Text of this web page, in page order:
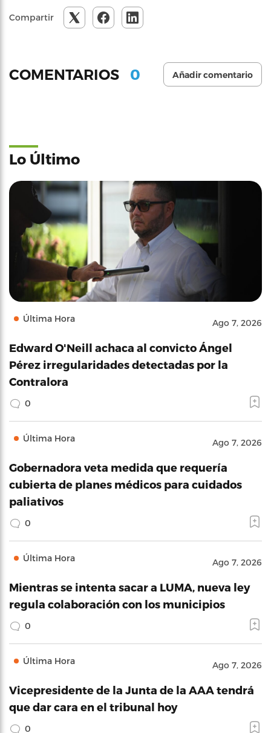
Compartir
COMENTARIOS 0 Añadir comentario
Lo Último
Última Hora Ago 7, 2026
Edward O'Neill achaca al convicto Ángel
Pérez irregularidades detectadas por la
Contralora
0
Última Hora Ago 7, 2026
Gobernadora veta medida que requería
cubierta de planes médicos para cuidados
paliativos
0
Última Hora Ago 7, 2026
Mientras se intenta sacar a LUMA, nueva ley
regula colaboración con los municipios
0
Última Hora Ago 7, 2026
Vicepresidente de la Junta de la AAA tendrá
que dar cara en el tribunal hoy
0